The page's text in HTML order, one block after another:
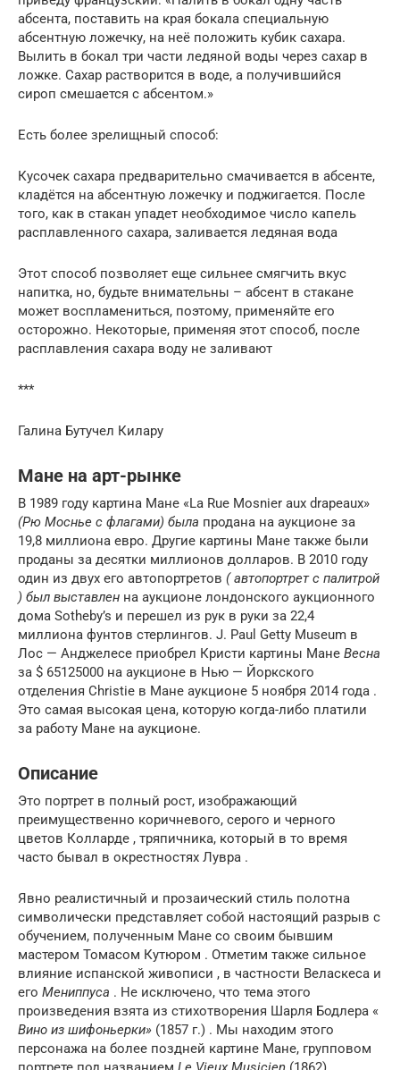
абсента, поставить на края бокала специальную
абсентную ложечку, на неё положить кубик сахара.
Вылить в бокал три части ледяной воды через сахар в
ложке. Сахар растворится в воде, а получившийся
сироп смешается с абсентом.»
Есть более зрелищный способ:
Кусочек сахара предварительно смачивается в абсенте,
кладётся на абсентную ложечку и поджигается. После
того, как в стакан упадет необходимое число капель
расплавленного сахара, заливается ледяная вода
Этот способ позволяет еще сильнее смягчить вкус
напитка, но, будьте внимательны – абсент в стакане
может воспламениться, поэтому, применяйте его
осторожно. Некоторые, применяя этот способ, после
расплавления сахара воду не заливают
***
Галина Бутучел Килару
Мане на арт-рынке
В 1989 году картина Мане «La Rue Mosnier aux drapeaux»
(Рю Моснье с флагами) была продана на аукционе за
19,8 миллиона евро. Другие картины Мане также были
проданы за десятки миллионов долларов. В 2010 году
один из двух его автопортретов ( автопортрет с палитрой
) был выставлен на аукционе лондонского аукционного
дома Sotheby’s и перешел из рук в руки за 22,4
миллиона фунтов стерлингов. J. Paul Getty Museum в
Лос — Анджелесе приобрел Кристи картины Мане Весна
за $ 65125000 на аукционе в Нью — Йоркского
отделения Christie в Мане аукционе 5 ноября 2014 года .
Это самая высокая цена, которую когда-либо платили
за работу Мане на аукционе.
Описание
Это портрет в полный рост, изображающий
преимущественно коричневого, серого и черного
цветов Колларде , тряпичника, который в то время
часто бывал в окрестностях Лувра .
Явно реалистичный и прозаический стиль полотна
символически представляет собой настоящий разрыв с
обучением, полученным Мане со своим бывшим
мастером Томасом Кутюром . Отметим также сильное
влияние испанской живописи , в частности Веласкеса и
его Мениппуса . Не исключено, что тема этого
произведения взята из стихотворения Шарля Бодлера «
Вино из шифоньерки» (1857 г.) . Мы находим этого
персонажа на более поздней картине Мане, групповом